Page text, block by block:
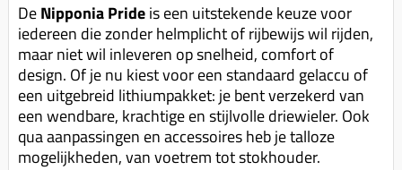
DeNipponia Prideis een uitstekende keuze voor
iedereen die zonder helmplicht of rijbewijs wil rijden,
maar niet wil inleveren op snelheid, comfort of
design. Of je nu kiest voor een standaard gelaccu of
een uitgebreid lithiumpakket: je bent verzekerd van
een wendbare, krachtige en stijlvolle driewieler. Ook
qua aanpassingen en accessoires heb je talloze
mogelijkheden, van voetrem tot stokhouder.